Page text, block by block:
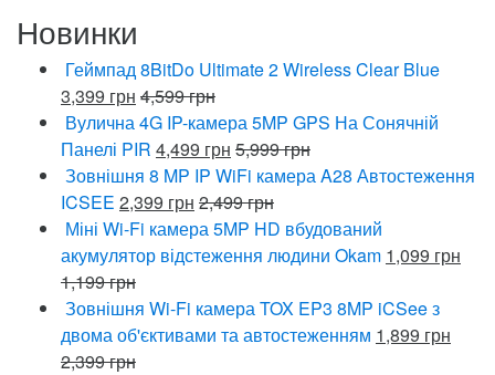
Новинки
Геймпад 8BitDo Ultimate 2 Wireless Clear Blue
3,399 грн 4,599грн
Вулична 4G IP-камера 5MP GPS На Сонячній
Панелі PIR 4,499 грн 5,999грн
Зовнішня 8 MP IP WiFi камера A28 Автостеження
ICSEE 2,399 грн 2,499грн
Міні Wi-Fi камера 5MP HD вбудований
акумулятор відстеження людини Okam 1,099 грн
1,199грн
Зовнішня Wi-Fi камера TOX EP3 8MP iCSee з
двома об'єктивами та автостеженням 1,899 грн
2,399грн